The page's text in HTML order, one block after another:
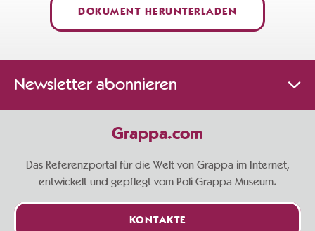
DOKUMENT HERUNTERLADEN
Newsletter abonnieren
Grappa.com
Das Referenzportal für die Welt von Grappa im Internet,
entwickelt und gepflegt vom Poli Grappa Museum.
KONTAKTE